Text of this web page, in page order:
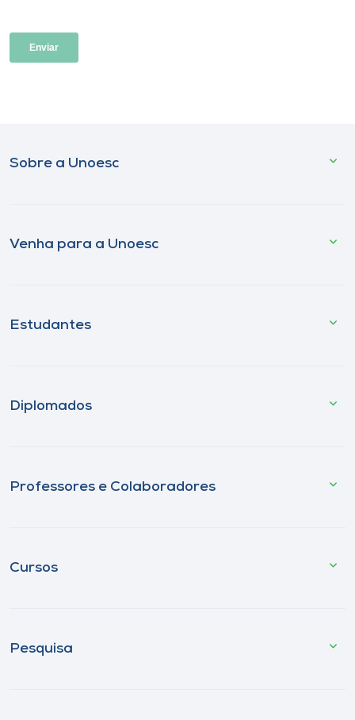
Sobre a Unoesc
Venha para a Unoesc
Estudantes
Diplomados
Professores e Colaboradores
Cursos
Pesquisa